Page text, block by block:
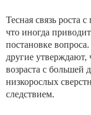
Тесная связь роста
что иногда
постановке
другие утверждают,
возраста с большей
низкорослых
следствием.